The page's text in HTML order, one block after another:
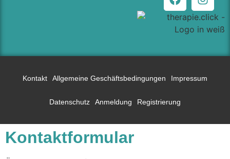
Kontakt Allgemeine Geschäftsbedingungen Impressum
Datenschutz Anmeldung Registrierung
Kontaktformular